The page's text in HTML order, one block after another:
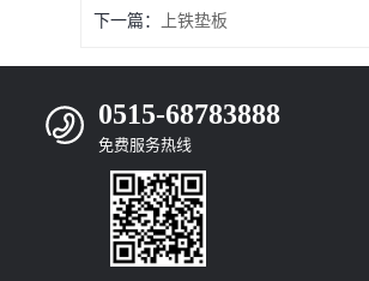
下一篇： 上铁垫板
0515-68783888
免费服务热线